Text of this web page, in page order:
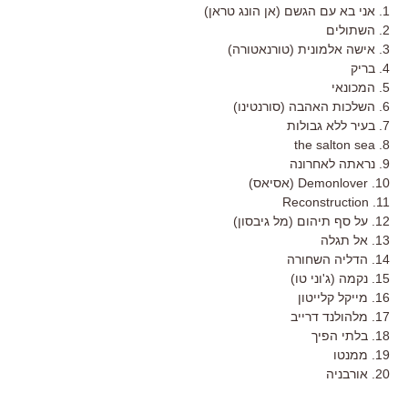
1. אני בא עם הגשם (אן הונג טראן)
2. השתולים
3. אישה אלמונית (טורנאטורה)
4. בריק
5. המכונאי
6. השלכות האהבה (סורנטינו)
7. בעיר ללא גבולות
8. the salton sea
9. נראתה לאחרונה
10. Demonlover (אסיאס)
11. Reconstruction
12. על סף תיהום (מל גיבסון)
13. אל תגלה
14. הדליה השחורה
15. נקמה (ג'וני טו)
16. מייקל קלייטון
17. מלהולנד דרייב
18. בלתי הפיך
19. ממנטו
20. אורבניה